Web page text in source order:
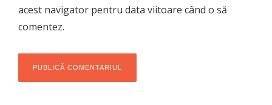
acest navigator pentru data viitoare când o să
comentez.